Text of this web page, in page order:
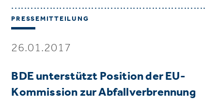
PRESSEMITTEILUNG
26.01.2017
BDE unterstützt Position der EU-
Kommission zur Abfallverbrennung